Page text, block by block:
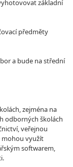
základní
předměty
a bude na střední
zejména na
odborných školách
veřejnou
mohou využít
softwarem,